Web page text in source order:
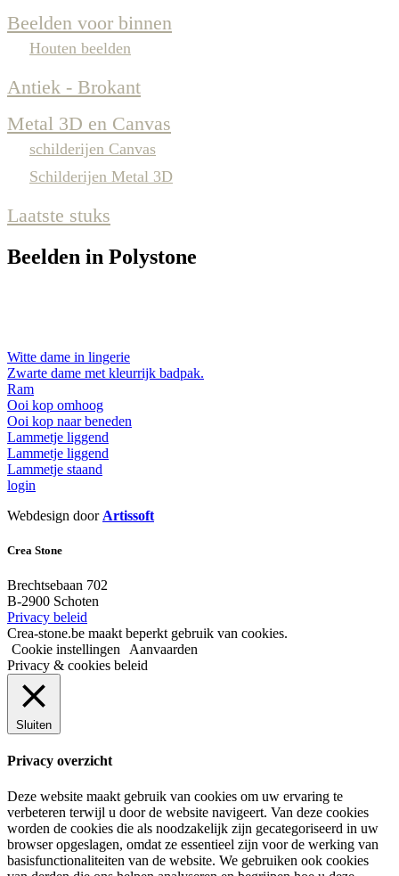
Beelden voor binnen
Houten beelden
Antiek - Brokant
Metal 3D en Canvas
schilderijen Canvas
Schilderijen Metal 3D
Laatste stuks
Beelden in Polystone
Witte dame in lingerie
Zwarte dame met kleurrijk badpak.
Ram
Ooi kop omhoog
Ooi kop naar beneden
Lammetje liggend
Lammetje liggend
Lammetje staand
login
Webdesign door Artissoft
Crea Stone
Brechtsebaan 702
B-2900 Schoten
Privacy beleid
Crea-stone.be maakt beperkt gebruik van cookies.
Cookie instellingen
Aanvaarden
Privacy & cookies beleid
Sluiten
Privacy overzicht
Deze website maakt gebruik van cookies om uw ervaring te
verbeteren terwijl u door de website navigeert. Van deze cookies
worden de cookies die als noodzakelijk zijn gecategoriseerd in uw
browser opgeslagen, omdat ze essentieel zijn voor de werking van
basisfunctionaliteiten van de website. We gebruiken ook cookies